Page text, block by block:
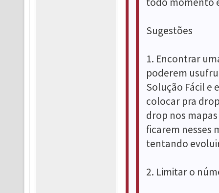
Sugestões
1. Encontrar
poderem
Solução Fácil e
colocar pra
drop nos
ficarem nesses
tentando
2. Limitar o